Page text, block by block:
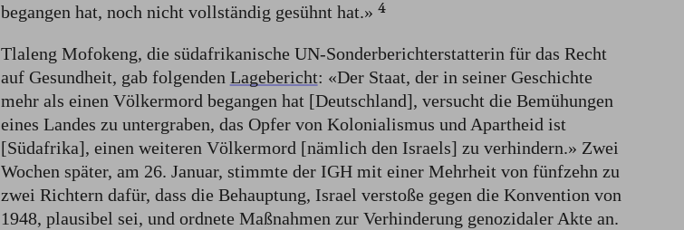
begangen hat, noch nicht vollständig gesühnt hat.»⁠ 4
Tlaleng Mofokeng, die südafrikanische UN-Sonderberichterstatterin für das Recht
auf Gesundheit, gab folgenden Lagebericht: «Der Staat, der in seiner Geschichte
mehr als einen Völkermord begangen hat [Deutschland], versucht die Bemühungen
eines Landes zu untergraben, das Opfer von Kolonialismus und Apartheid ist
[Südafrika], einen weiteren Völkermord [nämlich den Israels] zu verhindern.» Zwei
Wochen später, am 26. Januar, stimmte der IGH mit einer Mehrheit von fünfzehn zu
zwei Richtern dafür, dass die Behauptung, Israel verstoße gegen die Konvention von
1948, plausibel sei, und ordnete Maßnahmen zur Verhinderung genozidaler Akte an.